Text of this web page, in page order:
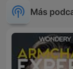
Más